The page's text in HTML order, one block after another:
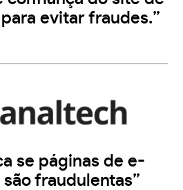
evitar fraudes.”
se páginas de e-
fraudulentas”